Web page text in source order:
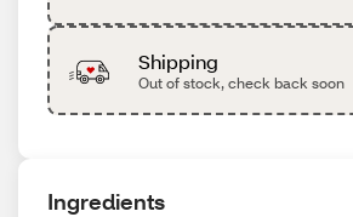
Shipping
Out of stock, check back soon
Ingredients